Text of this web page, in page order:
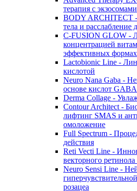
терапия с экзосомами
BODY ARCHITECT
тела и расслабление
C-FUSION GLOW -
концентрацией
эффективных формах
Lactobionic Line -
кислотой
Neuro Nana Gaba -
основе кислот
Derma Collage -
Contour Architect -
лифтинг SMAS и
омоложение
Full Spectrum -
действия
Reti Vecti Line -
векторного
Neuro Sensi Line -
розацеа